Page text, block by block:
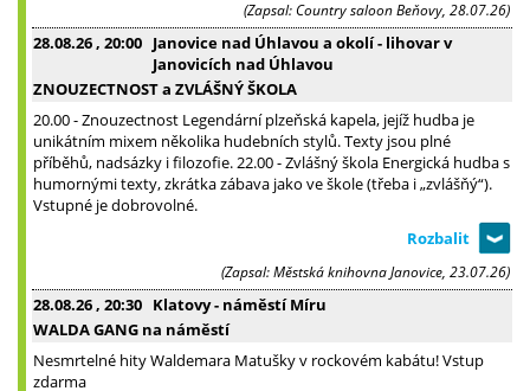
(Zapsal: Country saloon Beňovy, 28.07.26)
28.08.26 , 20:00 Janovice nad Úhlavou a okolí - lihovar v
Janovicích nad Úhlavou
ZNOUZECTNOST a ZVLÁŠNÝ ŠKOLA
20.00 - Znouzectnost Legendární plzeňská kapela, jejíž hudba je
unikátním mixem několika hudebních stylů. Texty jsou plné
příběhů, nadsázky i filozofie. 22.00 - Zvlášný škola Energická hudba s
humornými texty, zkrátka zábava jako ve škole (třeba i „zvlášňý“).
Vstupné je dobrovolné.
(Zapsal: Městská knihovna Janovice, 23.07.26)
28.08.26 , 20:30 Klatovy - náměstí Míru
WALDA GANG na náměstí
Nesmrtelné hity Waldemara Matušky v rockovém kabátu! Vstup
zdarma